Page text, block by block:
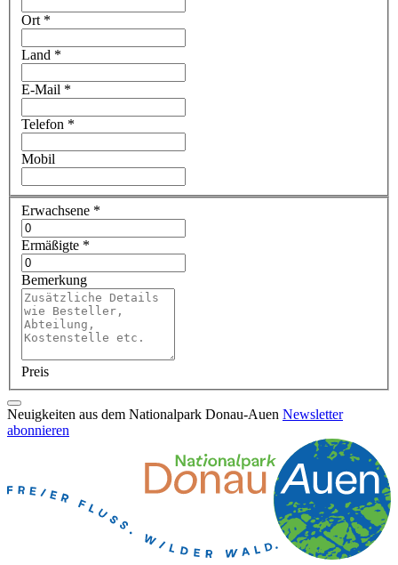
Ort *
Land *
E-Mail *
Telefon *
Mobil
Erwachsene *
Ermäßigte *
Bemerkung
Preis
Neuigkeiten aus dem Nationalpark Donau-Auen Newsletter
abonnieren